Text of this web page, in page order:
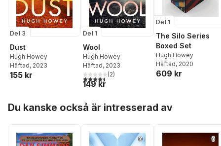
Del 3
Dust
Hugh Howey
Häftad, 2023
155 kr
Del 1
Wool
Hugh Howey
Häftad, 2023
4,5utav 5 stjärnor. Totalt antal röster:
(2)
149 kr
Del 1
The Silo Series
Boxed Set
Hugh Howey
Häftad, 2020
609 kr
Du kanske också är intresserad av